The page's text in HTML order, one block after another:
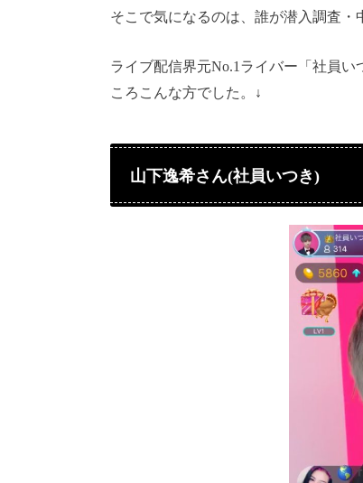
そこで気になるのは、誰が潜入調査・
ライブ配信界元No.1ライバー「社員
ころこんな方でした。↓
山下逸希さん(社員いつき)